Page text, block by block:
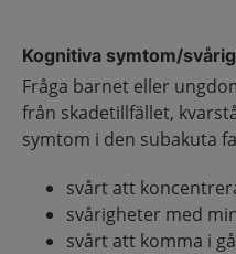
Kognitiva symtom/
Fråga barnet eller
från skadetillfället,
symtom i den subakuta
svårt att
svårigheter med
svårt att komma i